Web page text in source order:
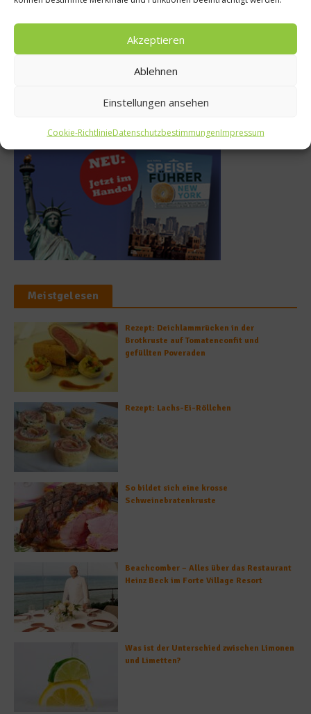
Akzeptieren
Ablehnen
Einstellungen ansehen
Cookie-RichtlinieDatenschutzbestimmungenImpressum
Coravin – Wie eine
medizinische Erfindung die
Welt des Weins nach ...
TIAN Bistro – Komplex in der
Simplizität
30. Juli 2026
Meistgelesen
Rezept: Deichlammrücken in der
Brotkruste auf Tomatenconfit und
gefüllten Poveraden
Rezept: Lachs-Ei-Röllchen
So bildet sich eine krosse
Schweinebratenkruste
Beachcomber – Alles über das Restaurant
Heinz Beck im Forte Village Resort
Was ist der Unterschied zwischen Limonen
und Limetten?